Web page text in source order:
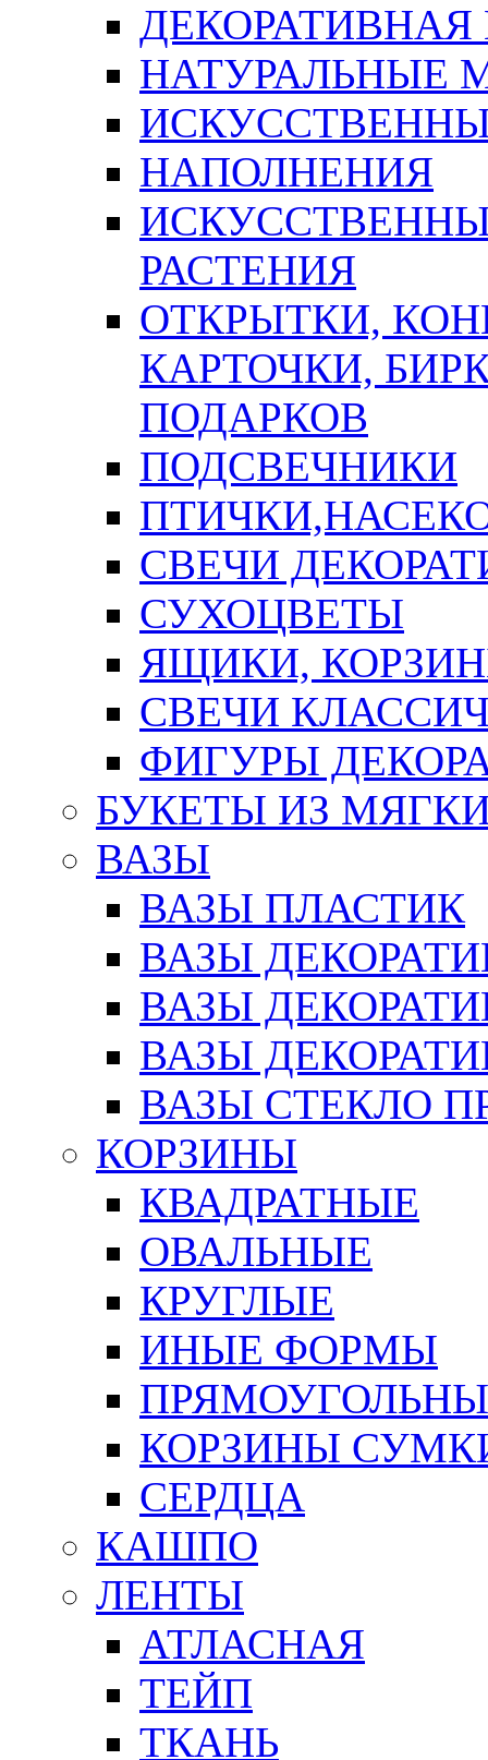
ДЕКОРАТИВНАЯ
НАТУРАЛЬНЫЕ
НАПОЛНЕНИЯ
РАСТЕНИЯ
ОТКРЫТКИ,
КАРТОЧКИ,
ПОДАРКОВ
ПОДСВЕЧНИКИ
СВЕЧИ
СУХОЦВЕТЫ
ЯЩИКИ,
СВЕЧИ
ФИГУРЫ
БУКЕТЫ ИЗ
ВАЗЫ
ВАЗЫ ПЛАСТИК
ВАЗЫ
ВАЗЫ
ВАЗЫ
ВАЗЫ СТЕКЛО
КОРЗИНЫ
КВАДРАТНЫЕ
ОВАЛЬНЫЕ
КРУГЛЫЕ
ИНЫЕ ФОРМЫ
КОРЗИНЫ
СЕРДЦА
КАШПО
ЛЕНТЫ
АТЛАСНАЯ
ТЕЙП
ТКАНЬ